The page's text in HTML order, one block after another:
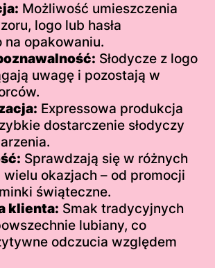
Możliwość umieszczenia
logo lub hasła
na opakowaniu.
Słodycze z logo
uwagę i pozostają w
Expressowa produkcja
dostarczenie słodyczy
Sprawdzają się w różnych
wielu okazjach – od promocji
świąteczne.
klienta: Smak tradycyjnych
lubiany, co
odczucia względem